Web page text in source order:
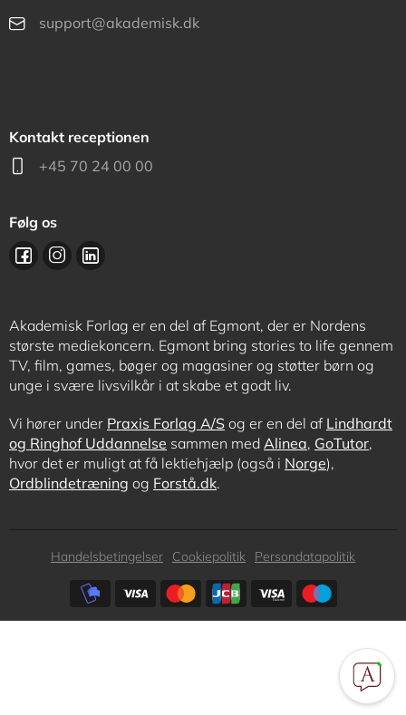
support@akademisk.dk
Kontakt receptionen
+45 70 24 00 00
Følg os
Akademisk Forlag er en del af Egmont, der er Nordens
største mediekoncern. Egmont bring stories to life gennem
TV, film, games, bøger og magasiner og støtter børn og
unge i svære livsvilkår i at skabe et godt liv.
Vi hører under Praxis Forlag A/S og er en del af Lindhardt
og Ringhof Uddannelse sammen med Alinea, GoTutor,
hvor det er muligt at få lektiehjælp (også i Norge),
Ordblindetræning og Forstå.dk.
Subfooter
Handelsbetingelser Cookiepolitik
Persondatapolitik
Subfooter
payment
options